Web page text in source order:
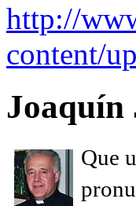
http://
content/
Joaquín
Que